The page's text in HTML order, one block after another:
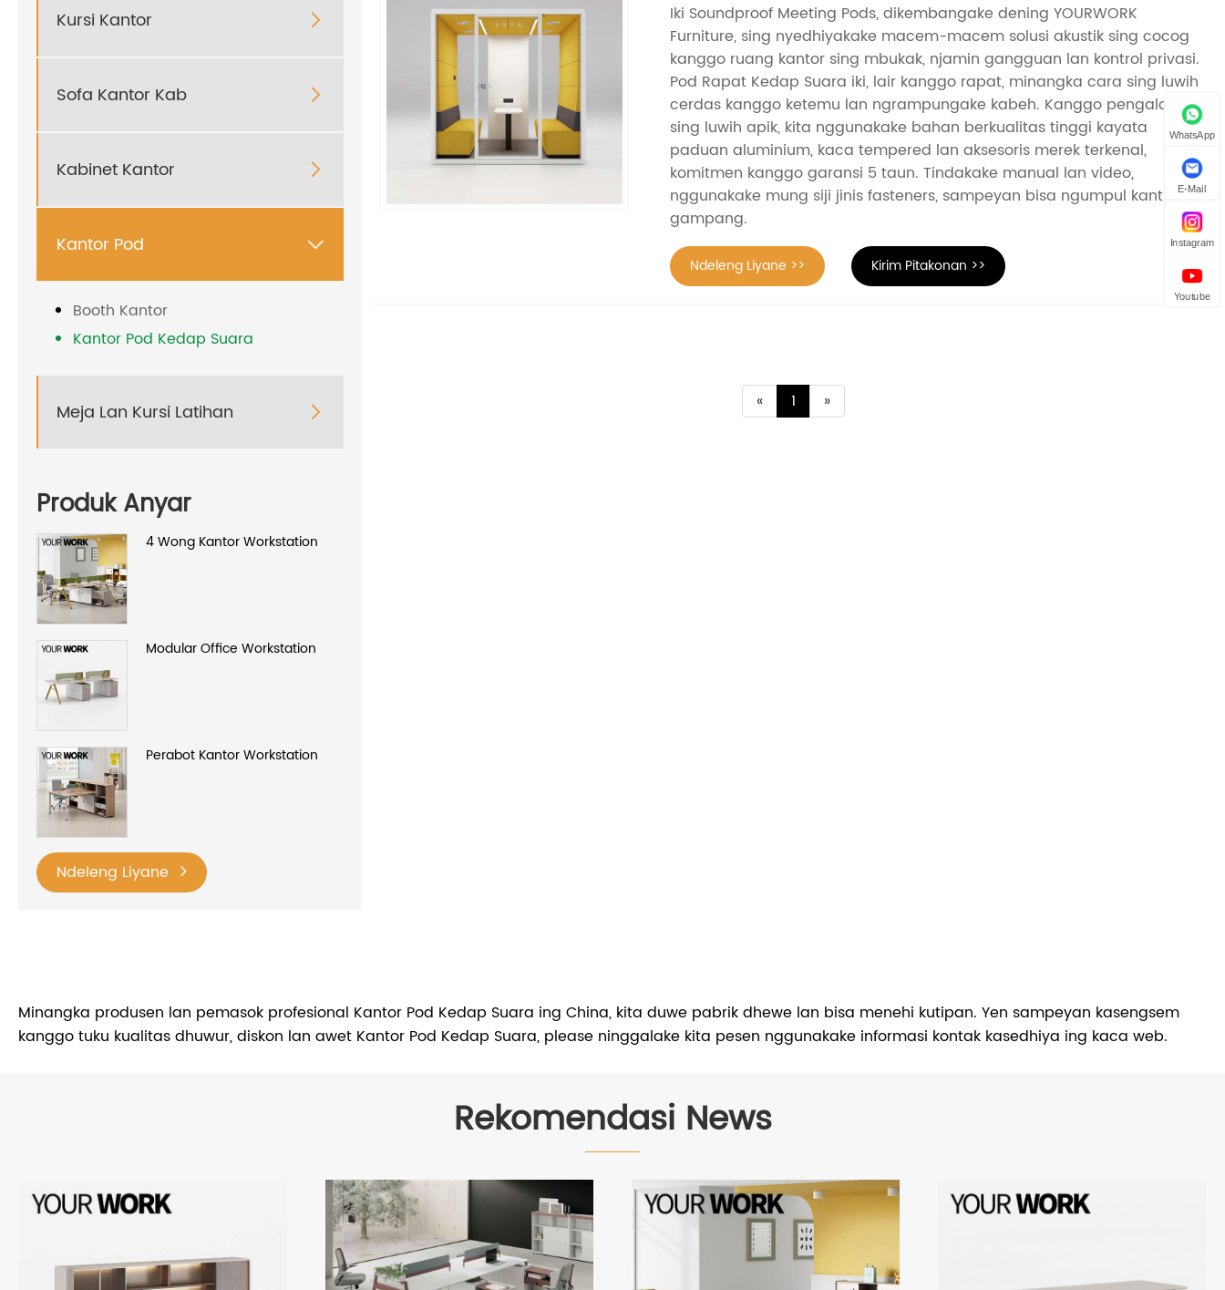
Kursi Kantor 
Sofa Kantor Kab 
Kabinet Kantor 
Kantor Pod 
Booth Kantor
Kantor Pod Kedap Suara
Meja Lan Kursi Latihan 
Produk Anyar
4 Wong Kantor Workstation
Modular Office Workstation
Perabot Kantor Workstation
Ndeleng Liyane
Iki Soundproof Meeting Pods, dikembangake dening YOURWORK
Furniture, sing nyedhiyakake macem-macem solusi akustik sing cocog
kanggo ruang kantor sing mbukak, njamin gangguan lan kontrol privasi.
Pod Rapat Kedap Suara iki, lair kanggo rapat, minangka cara sing luwih
cerdas kanggo ketemu lan ngrampungake kabeh. Kanggo pengalaman
sing luwih apik, kita nggunakake bahan berkualitas tinggi kayata
paduan aluminium, kaca tempered lan aksesoris merek terkenal,
komitmen kanggo garansi 5 taun. Tindakake manual lan video,
nggunakake mung siji jinis fasteners, sampeyan bisa ngumpul kanthi
gampang.
Ndeleng Liyane >> Kirim Pitakonan >>
« 1 »
Minangka produsen lan pemasok profesional Kantor Pod Kedap Suara ing China, kita duwe pabrik dhewe lan bisa menehi kutipan. Yen sampeyan kasengsem
kanggo tuku kualitas dhuwur, diskon lan awet Kantor Pod Kedap Suara, please ninggalake kita pesen nggunakake informasi kontak kasedhiya ing kaca web.
Rekomendasi News
WhatsApp
E-Mail
Instagram
Youtube